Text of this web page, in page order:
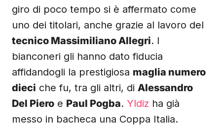
giro di poco tempo si è affermato come
uno dei titolari, anche grazie al lavoro del
tecnico Massimiliano Allegri. I
bianconeri gli hanno dato fiducia
affidandogli la prestigiosa maglia numero
dieci che fu, tra gli altri, di Alessandro
Del Piero e Paul Pogba. Yldiz ha già
messo in bacheca una Coppa Italia.